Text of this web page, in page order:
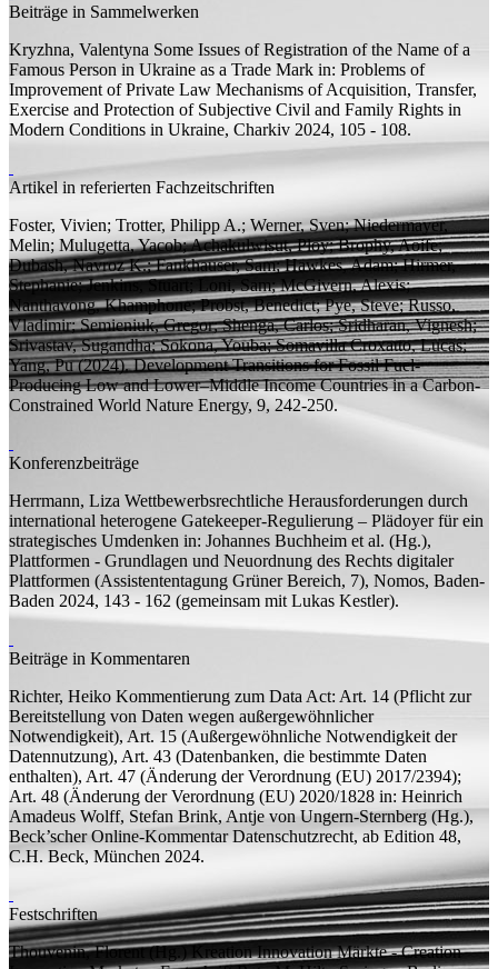
Beiträge in Sammelwerken
Kryzhna, Valentyna Some Issues of Registration of the Name of a
Famous Person in Ukraine as a Trade Mark in: Problems of
Improvement of Private Law Mechanisms of Acquisition, Transfer,
Exercise and Protection of Subjective Civil and Family Rights in
Modern Conditions in Ukraine, Charkiv 2024, 105 - 108.
Artikel in referierten Fachzeitschriften
Foster, Vivien; Trotter, Philipp A.; Werner, Sven; Niedermayer,
Melin; Mulugetta, Yacob; Achakulwisut, Ploy; Brophy, Aoife;
Dubash, Navroz K.; Fankhauser, Sam; Hawkes, Adam; Hirmer,
Stephanie; Jenkins, Stuart; Loni, Sam; McGivern, Alexis;
Nanthavong, Khamphone;Probst, Benedict;Pye, Steve; Russo,
Vladimir; Semieniuk, Gregor; Shenga, Carlos; Sridharan, Vignesh;
Srivastav, Sugandha; Sokona, Youba; Somavilla Croxatto, Lucas;
Yang, Pu(2024).Development Transitions for Fossil Fuel-
Producing Low and Lower–Middle Income Countries in a Carbon-
Constrained World Nature Energy, 9, 242-250.
Konferenzbeiträge
Herrmann, Liza Wettbewerbsrechtliche Herausforderungen durch
international heterogene Gatekeeper-Regulierung – Plädoyer für ein
strategisches Umdenken in: Johannes Buchheim et al. (Hg.),
Plattformen - Grundlagen und Neuordnung des Rechts digitaler
Plattformen (Assistententagung Grüner Bereich, 7), Nomos, Baden-
Baden 2024, 143 - 162 (gemeinsam mit Lukas Kestler).
Beiträge in Kommentaren
Richter, Heiko Kommentierung zum Data Act: Art. 14 (Pflicht zur
Bereitstellung von Daten wegen außergewöhnlicher
Notwendigkeit), Art. 15 (Außergewöhnliche Notwendigkeit der
Datennutzung), Art. 43 (Datenbanken, die bestimmte Daten
enthalten), Art. 47 (Änderung der Verordnung (EU) 2017/2394);
Art. 48 (Änderung der Verordnung (EU) 2020/1828 in: Heinrich
Amadeus Wolff, Stefan Brink, Antje von Ungern-Sternberg (Hg.),
Beck’scher Online-Kommentar Datenschutzrecht, ab Edition 48,
C.H. Beck, München 2024.
Festschriften
Thouvenin, ​Florent (Hg.)
Kreation Innovation Märkte - Creation